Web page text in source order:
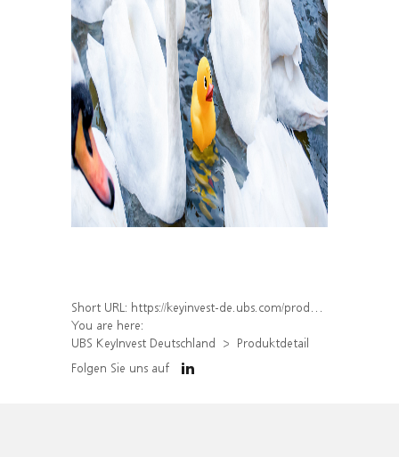
Short URL: https://keyinvest-de.ubs.com/produkt/detail/index/isin/DE000WA5NHQ4
You are here:
UBS KeyInvest Deutschland
Produktdetail
Folgen Sie uns auf